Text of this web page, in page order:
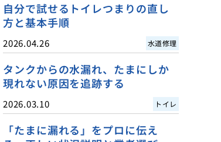
自分で試せるトイレつまりの直し
方と基本手順
2026.04.26 水道修理
タンクからの水漏れ、たまにしか
現れない原因を追跡する
2026.03.10 トイレ
「たまに漏れる」をプロに伝え